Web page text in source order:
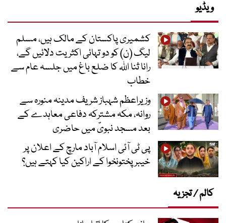
ویڈیو
کشمیری پاکستان کے مالک ہیں، مسلم
لیگ (ن) کو دو تہائی اکثریت دلائیں گے،
رانا ثنا اللہ کا ضلع باغ میں جلسہ عام سے
خطاب
وزیراعظم شہباز شریف مدینہ منورہ سے
روانہ، مکہ مشترکہ دفاعی معاہدے کے
بعد مسجد نبویؐ میں حاضری
پی ٹی آئی اسلام آباد مارچ کے اعلان پر
خیبر پختونخوا کے اراکین کیا کہتے ہیں؟
کالم / تجزیہ